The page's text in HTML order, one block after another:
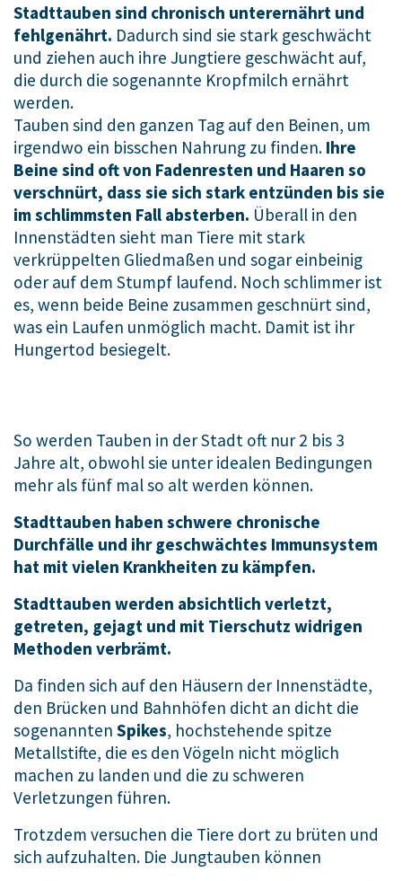
Stadttauben sind chronisch unterernährt und
fehlgenährt. Dadurch sind sie stark geschwächt
und ziehen auch ihre Jungtiere geschwächt auf,
die durch die sogenannte Kropfmilch ernährt
werden.
Tauben sind den ganzen Tag auf den Beinen, um
irgendwo ein bisschen Nahrung zu finden. Ihre
Beine sind oft von Fadenresten und Haaren so
verschnürt, dass sie sich stark entzünden bis sie
im schlimmsten Fall absterben. Überall in den
Innenstädten sieht man Tiere mit stark
verkrüppelten Gliedmaßen und sogar einbeinig
oder auf dem Stumpf laufend. Noch schlimmer ist
es, wenn beide Beine zusammen geschnürt sind,
was ein Laufen unmöglich macht. Damit ist ihr
Hungertod besiegelt.
So werden Tauben in der Stadt oft nur 2 bis 3
Jahre alt, obwohl sie unter idealen Bedingungen
mehr als fünf mal so alt werden können.
Stadttauben haben schwere chronische
Durchfälle und ihr geschwächtes Immunsystem
hat mit vielen Krankheiten zu kämpfen.
Stadttauben werden absichtlich verletzt,
getreten, gejagt und mit Tierschutz widrigen
Methoden verbrämt.
Da finden sich auf den Häusern der Innenstädte,
den Brücken und Bahnhöfen dicht an dicht die
sogenannten Spikes, hochstehende spitze
Metallstifte, die es den Vögeln nicht möglich
machen zu landen und die zu schweren
Verletzungen führen.
Trotzdem versuchen die Tiere dort zu brüten und
sich aufzuhalten. Die Jungtauben können